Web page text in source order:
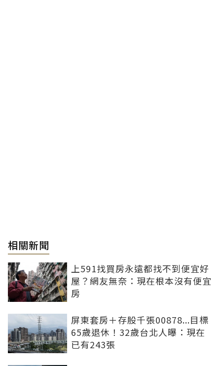
相關新聞
上591找買房永遠都找不到便宜好
屋？網友無奈：現在根本沒有便宜
房
屏東套房＋存股千張00878...目標
65歲退休！32歲台北人曝：現在
已有243張